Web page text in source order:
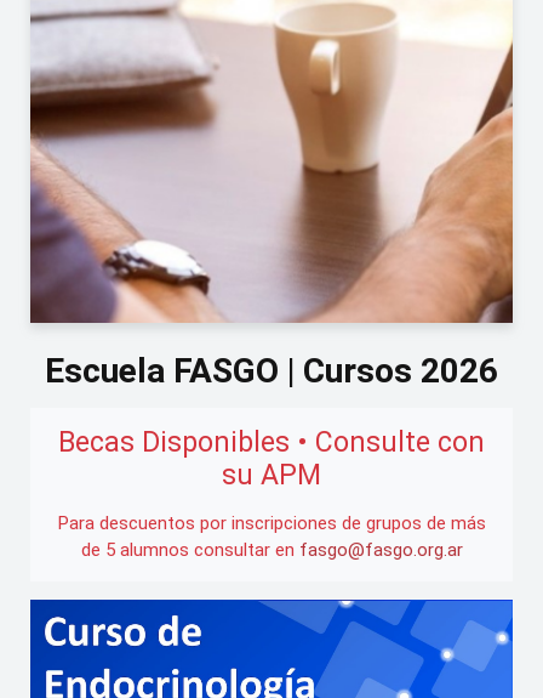
Escuela FASGO | Cursos 2026
Becas Disponibles • Consulte con
su APM
Para descuentos por inscripciones de grupos de más
de 5 alumnos consultar en fasgo@fasgo.org.ar